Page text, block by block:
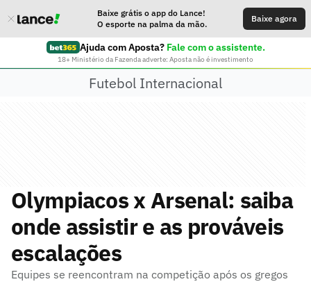
Baixe grátis o app do Lance!
O esporte na palma da mão.
Baixe agora
Ajuda com Aposta? Fale com o assistente.
18+ Ministério da Fazenda adverte: Aposta não é investimento
Futebol Internacional
Olympiacos x Arsenal: saiba
onde assistir e as prováveis
escalações
Equipes se reencontram na competição após os gregos